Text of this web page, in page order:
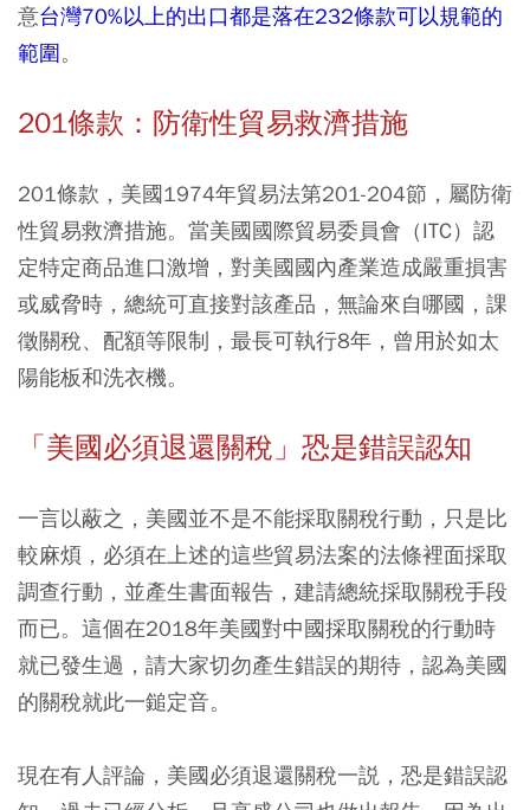
意台灣70%以上的出口都是落在232條款可以規範的
範圍。
201條款：防衛性貿易救濟措施
201條款，美國1974年貿易法第201-204節，屬防衛
性貿易救濟措施。當美國國際貿易委員會（ITC）認
定特定商品進口激增，對美國國內產業造成嚴重損害
或威脅時，總統可直接對該產品，無論來自哪國，課
徵關稅、配額等限制，最長可執行8年，曾用於如太
陽能板和洗衣機。
「美國必須退還關稅」恐是錯誤認知
一言以蔽之，美國並不是不能採取關稅行動，只是比
較麻煩，必須在上述的這些貿易法案的法條裡面採取
調查行動，並產生書面報告，建請總統採取關稅手段
而已。這個在2018年美國對中國採取關稅的行動時
就已發生過，請大家切勿產生錯誤的期待，認為美國
的關稅就此一鎚定音。
現在有人評論，美國必須退還關稅一説，恐是錯誤認